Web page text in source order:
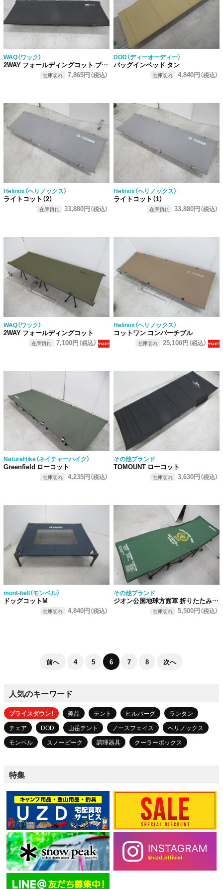
WAQ（ワック）
2WAY フォールディングコット ブラック
在庫切れ 7,865円（税込）
DOD（ディーオーディー）
バッグインベッド タン
在庫切れ 4,840円（税込）
Helinox（ヘリノックス）
ライトコット（2）
在庫切れ 33,880円（税込）
Helinox（ヘリノックス）
ライトコット（1）
在庫切れ 33,880円（税込）
WAQ（ワック）
2WAY フォールディングコット
在庫切れ 7,100円（税込） 9%OFF
Helinox（ヘリノックス）
コットワン コンバーチブル
在庫切れ 25,100円（税込） 9%OFF
NatureHike（ネイチャーハイク）
Greenfield ローコット
在庫切れ 4,235円（税込）
その他ブランド
TOMOUNT ローコット
在庫切れ 3,630円（税込）
mont-bell（モンベル）
ドッグコットM
在庫切れ 4,840円（税込）
その他ブランド
ジオン公国地球方面軍 折りたたみコット
在庫切れ 5,500円（税込）
前へ 4 5 6 7 8 次へ
人気のキーワード
プライスダウン！ 美品 テント ヒルバーグ
ランタン
チェア
DOD 山岳テント ノースフェイス
ヘリノックス
モンベル
スノーピーク 調理器具 クーラーボックス
特集